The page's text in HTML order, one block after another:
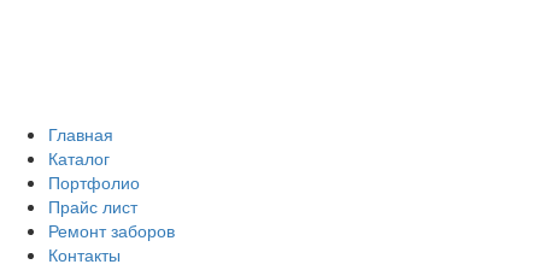
Главная
Каталог
Портфолио
Прайс лист
Ремонт заборов
Контакты